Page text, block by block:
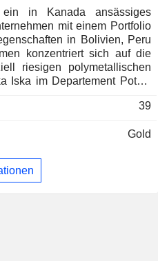
in Kanada ansässiges
mit einem Portfolio
in Bolivien, Peru
konzentriert sich auf die
riesigen polymetallischen
Iska im Departement Potosí
abgabenfreie Liegenschaft
Provinz Sud Chichas im
am Gold-Silber-Projekt La
Mineralgürtel Perus,
39
Gold